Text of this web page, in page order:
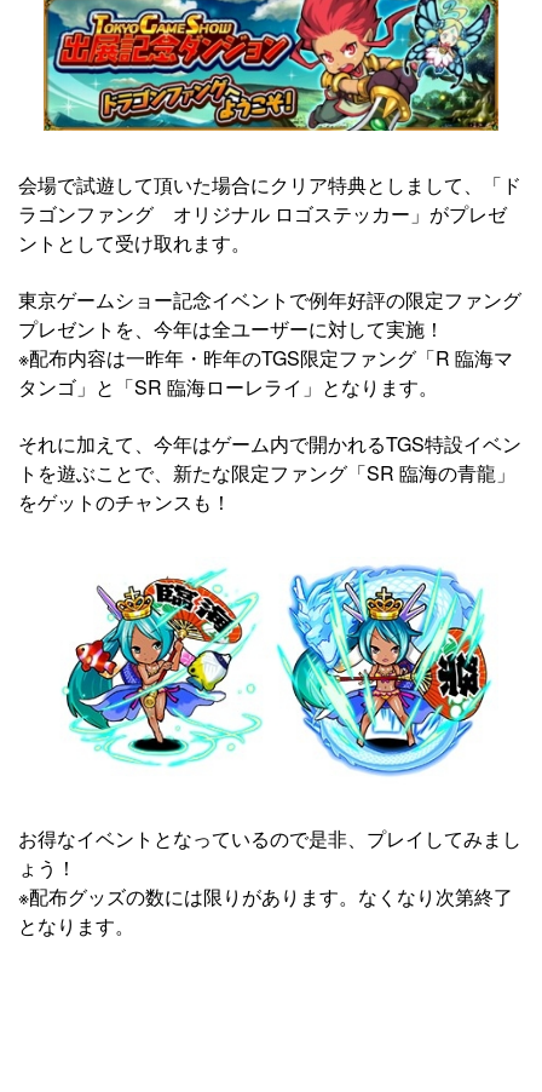
会場で試遊して頂いた場合にクリア特典としまして、「ド
ラゴンファング オリジナル ロゴステッカー」がプレゼ
ントとして受け取れます。
東京ゲームショー記念イベントで例年好評の限定ファング
プレゼントを、今年は全ユーザーに対して実施！
※配布内容は一昨年・昨年のTGS限定ファング「R 臨海マ
タンゴ」と「SR 臨海ローレライ」となります。
それに加えて、今年はゲーム内で開かれるTGS特設イベン
トを遊ぶことで、新たな限定ファング「SR 臨海の青龍」
をゲットのチャンスも！
お得なイベントとなっているので是非、プレイしてみまし
ょう！
※配布グッズの数には限りがあります。なくなり次第終了
となります。